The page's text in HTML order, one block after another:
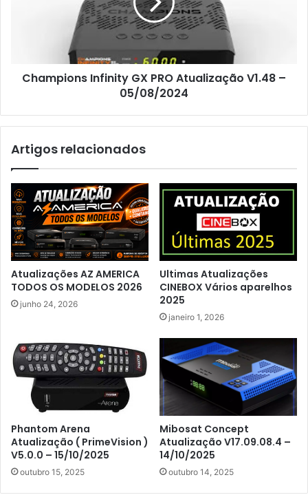
Champions Infinity GX PRO Atualização V1.48 –
05/08/2024
Artigos relacionados
Atualizações AZ AMERICA
TODOS OS MODELOS 2026
junho 24, 2026
Ultimas Atualizações
CINEBOX Vários aparelhos
2025
janeiro 1, 2026
Phantom Arena
Atualização ( PrimeVision )
V5.0.0 – 15/10/2025
outubro 15, 2025
Mibosat Concept
Atualização V17.09.08.4 –
14/10/2025
outubro 14, 2025